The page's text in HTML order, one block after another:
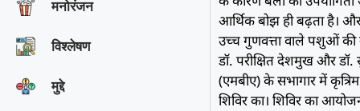
मनोरंजन
विश्‍लेषण
मुद्दे
आर्थिक बोझ ही बढ़ता है।
उच्च गुणवत्ता वाले पशुओं की
डॉ. परीक्षित देशमुख और
(एमबीए) के सभागार में
शिविर का। शिविर का